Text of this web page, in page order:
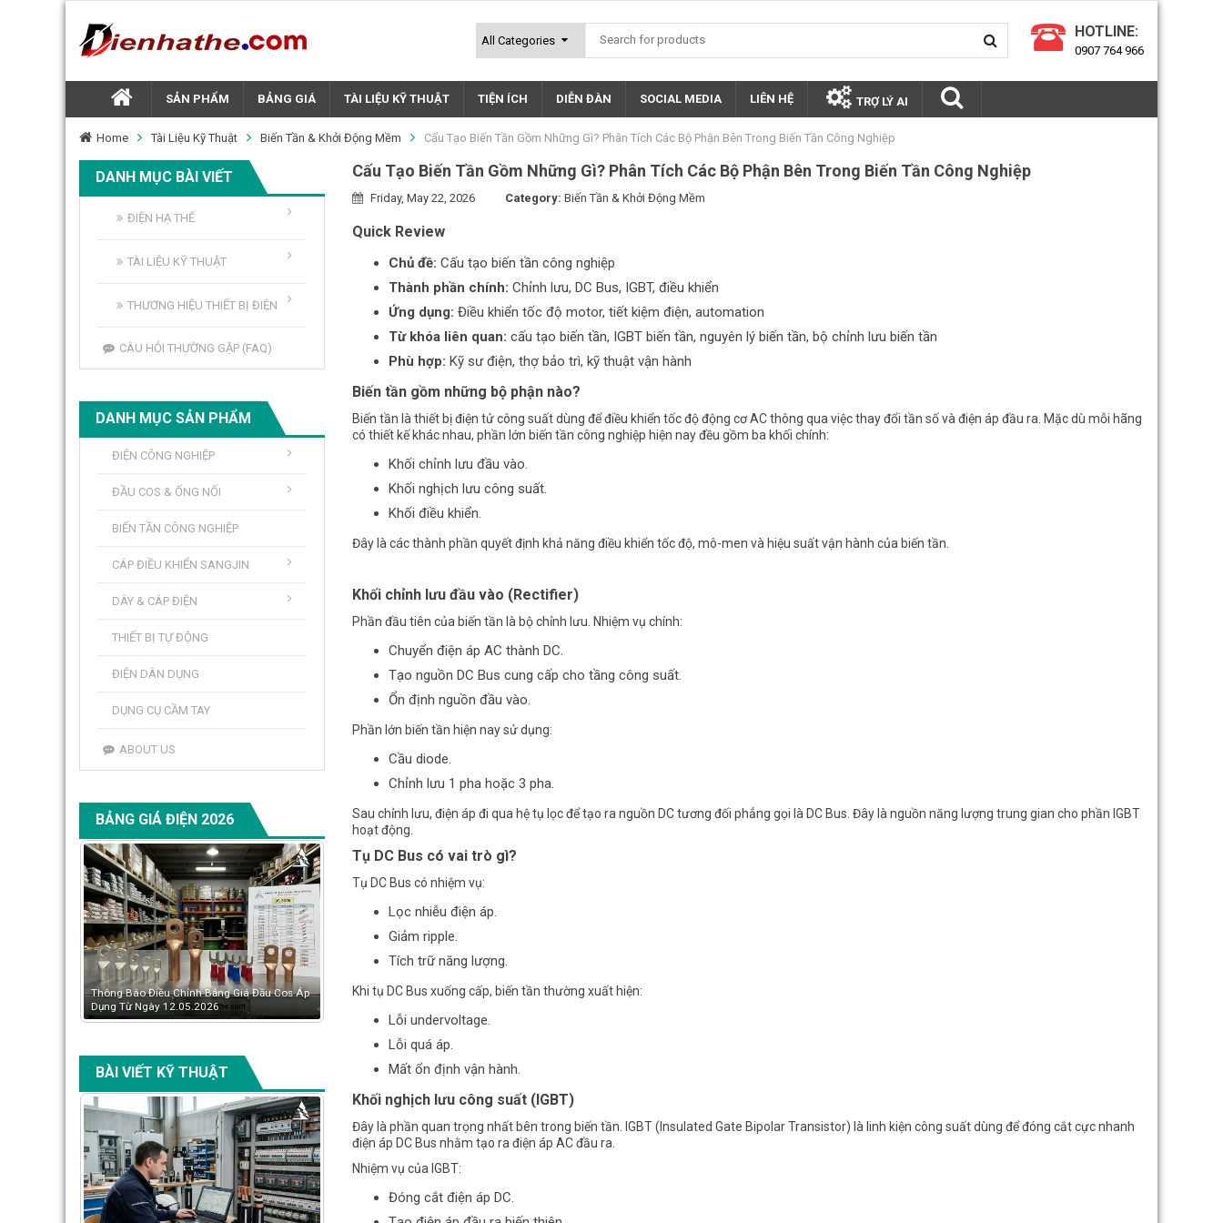
HOTLINE:
0907 764 966
SẢN PHẨM BẢNG GIÁ TÀI LIỆU KỸ THUẬT TIỆN ÍCH DIỄN ĐÀN SOCIAL MEDIA LIÊN HỆ TRỢ LÝ AI
Home Tài Liệu Kỹ Thuật Biến Tần & Khởi Động Mềm Cấu Tạo Biến Tần Gồm Những Gì? Phân Tích Các Bộ Phận Bên Trong Biến Tần Công Nghiệp
DANH MỤC BÀI VIẾT
ĐIỆN HẠ THẾ
TÀI LIỆU KỸ THUẬT
THƯƠNG HIỆU THIẾT BỊ ĐIỆN
CÂU HỎI THƯỜNG GẶP (FAQ)
DANH MỤC SẢN PHẨM
ĐIỆN CÔNG NGHIỆP
ĐẦU COS & ỐNG NỐI
BIẾN TẦN CÔNG NGHIỆP
CÁP ĐIỀU KHIỂN SANGJIN
DÂY & CÁP ĐIỆN
THIẾT BỊ TỰ ĐỘNG
ĐIỆN DÂN DỤNG
DỤNG CỤ CẦM TAY
ABOUT US
BẢNG GIÁ ĐIỆN 2026
Giá Đầu Cos Áp
Có Nên Chuyển Sang LS Hoặc Schneider Khi
Mitsubishi Tăng Giá?
Bảng giá đầu Cos mới nhất tháng 05/2026-
Mitsubishi Tăng Giá Ảnh Hưởng Gì Đến Thi
BÀI VIẾT KỸ THUẬT
Cấu Tạo Biến Tần Gồm Những Gì? Phân Tích Các Bộ Phận Bên Trong Biến Tần Công Nghiệp
Friday, May 22, 2026 Category: Biến Tần & Khởi Động Mềm
Quick Review
Chủ đề: Cấu tạo biến tần công nghiệp
Thành phần chính: Chỉnh lưu, DC Bus, IGBT, điều khiển
Ứng dụng: Điều khiển tốc độ motor, tiết kiệm điện, automation
Từ khóa liên quan: cấu tạo biến tần, IGBT biến tần, nguyên lý biến tần, bộ chỉnh lưu biến tần
Phù hợp: Kỹ sư điện, thợ bảo trì, kỹ thuật vận hành
Biến tần gồm những bộ phận nào?
Biến tần là thiết bị điện tửcông suấtdùng để điều khiển tốc độ động cơ AC thông qua việc thay đổi tần số và điện áp đầu ra. Mặc dù mỗi hãng
có thiết kế khác nhau, phần lớn biến tần công nghiệp hiện nay đều gồm ba khối chính:
Khối chỉnh lưu đầu vào.
Khối nghịch lưu công suất.
Khối điều khiển.
Đây là các thành phần quyết định khả năng điều khiển tốc độ, mô-men và hiệu suất vận hành của biến tần.
Khối chỉnh lưu đầu vào (Rectifier)
Phần đầu tiên của biến tần là bộ chỉnh lưu. Nhiệm vụ chính:
Chuyển điện áp AC thành DC.
Tạo nguồn DC Bus cung cấp cho tầng công suất.
Ổn định nguồn đầu vào.
Phần lớn biến tần hiện nay sử dụng:
Cầu diode.
Chỉnh lưu 1 pha hoặc 3 pha.
Sau chỉnh lưu, điện áp đi qua hệ tụ lọc để tạo ra nguồn DC tương đối phẳng gọi là DC Bus. Đây là nguồn năng lượng trung gian cho phần IGBT
hoạt động.
Tụ DC Bus có vai trò gì?
Tụ DC Bus có nhiệm vụ:
Lọc nhiễu điện áp.
Giảm ripple.
Tích trữ năng lượng.
Khi tụ DC Bus xuống cấp, biến tần thường xuất hiện:
Lỗi undervoltage.
Lỗi quá áp.
Mất ổn định vận hành.
Khối nghịch lưu công suất (IGBT)
Đây là phần quan trọng nhất bên trong biến tần. IGBT (Insulated Gate Bipolar Transistor) là linh kiện công suất dùng để đóng cắt cực nhanh
điện áp DC Bus nhằm tạo ra điện áp AC đầu ra.
Nhiệm vụ của IGBT:
Đóng cắt điện áp DC.